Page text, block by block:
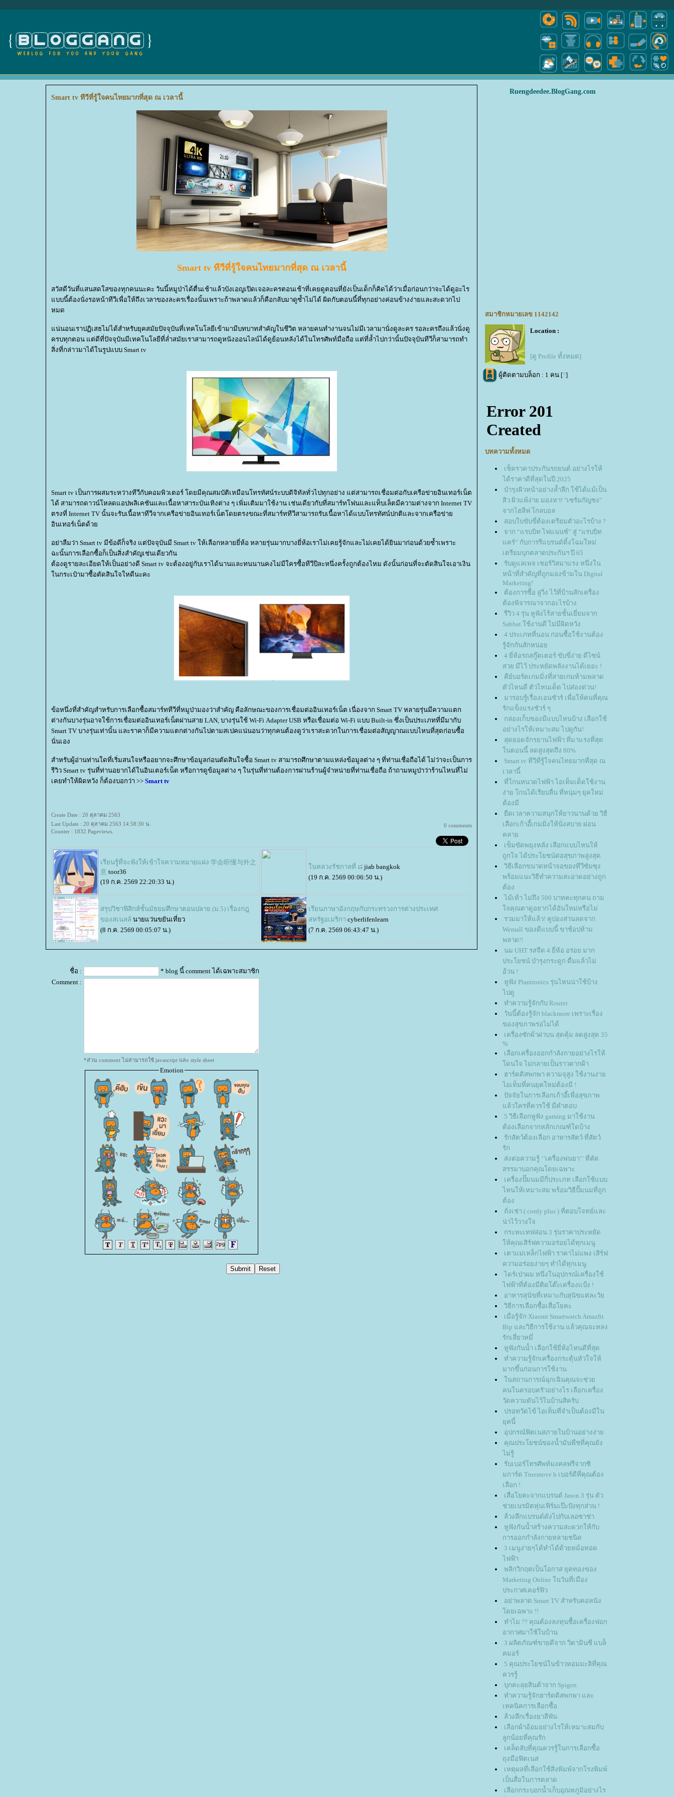
Smart tv ทีวีที่รู้ใจคนไทยมากที่สุด ณ เวลานี้
Smart tv ทีวีที่รู้ใจคนไทยมากที่สุด ณ เวลานี้
สวัสดีวันที่แสนสดใสของทุกคนนะคะ วันนี้หมูป่าได้ตื่นเช้าแล้วบังเอญเปิดเจอละครตอนเช้าที่เคยดูตอนที่ยังเป็นเด็กก็คิดได้ว่าเมื่อก่อนกว่าจะได้ดูอะไร
บบนี้ต้องนั่งรอหน้าทีวีเพื่อให้ถึงเวลาของละครเรื่องนั้นเพราะถ้าพลาดแล้วก็คือกลับมาดูซ้ำไม่ได้ ผิดกับตอนนี้ที่ทุกอย่างค่อนข้างง่ายและสะดวกไป
หมด
น่นอนเราปฏิเสธไม่ได้สำหรับยุคสมัยปัจจุบันที่เทคโนโลยีเข้ามามีบทบาทสำคัญในชีวิต หลายคนทำงานจนไม่มีเวลามานั่งดูละคร รอละครถึงแล้วนั่งดู
ครบทุกตอน แต่ดีที่ปัจจุบันมีเทคโนโลยีที่ล่ำสมัยเราสามารถดูหนังออนไลน์ได้ดูย้อนหลังได้ในโทรศัพท์มือถือ แต่ที่ล้ำไปกว่านั้นปัจจุบันทีวีก็สามารถทำ
สิ่งที่กล่าวมาได้ในรูปแบบ Smart tv
Smart tv เป็นการผสมระหว่างทีวีกับคอมพิวเตอร์ โดยมีคุณสมบัติเหมือนโทรทัศน์ระบบดิจิทัลทั่วไปทุกอย่าง แต่สามารถเชื่อมต่อกับเครือข่ายอินเทอร์เน็ต
ได้ สามารถดาวน์โหลดแอปพลิเคชันและเนื้อหาสาระบันเทิงต่าง ๆ เพิ่มเติมมาใช้งาน เช่นเดียวกับที่สมาร์ทโฟนและแท็บเล็ตมีความต่างจาก Internet TV
ตรงที่ Internet TV นั้นจะรับเนื้อหาทีวีจากเครือข่ายอินเทอร์เน็ตโดยตรงขณะที่สมาร์ททีวีสามารถรับเนื้อหาได้แบบโทรทัศน์ปกติและจากเครือข่า
อินเทอร์เน็ตด้ว
อย่าลืมว่า Smart tv มีข้อดีก็จริง แต่ปัจจุบันมี Smart tv ให้เลือกหลายยี่ห้อ หลายรุ่นมากบางยี่ห้อเราไม่เคยรู้จักและไม่เคยได้ยินมาก่อนด้วยซ้ำเพราะ
ฉะนั้นการเลือกซื้อก็เป็นสิ่งสำคัญเช่นเดียวกัน
ต้องดูรายละเอียดให้เป็นอย่างดี Smart tv จะต้องอยู่กับเราได้นานและทนนานคงไม่มีใครซื้อทีวีปีละหนึ่งครั้งถูกต้องไหม ดังนั้นก่อนที่จะตัดสินใจเอาเงิน
นกระเป๋ามาซื้อตัดสินใจใหดีนะคะ
ข้อหนึ่งที่สำคัญสำหรับการเลือกซื้อสมาร์ททีวีที่หมูป่ามองว่าสำคัญ คือลักษณะของการเชื่อมต่ออินเทอร์เน็ต เนื่องจาก Smart TV หลายรุ่นมีความแตก
ต่างกันบางรุ่นอาจใช้การเชื่อมต่ออินเทอร์เน็ตผ่านสาย LAN, บางรุ่นใช้ Wi-Fi Adapter USB หรือเชื่อมต่อ Wi-Fi แบบ Built-in ซึ่งเป็นประเภทที่มีมากับ
Smart TV บางรุ่นเท่านั้น และราคาก็มีความแตกต่างกันไปตามสเปคแน่นอนว่าทุกคนต้องดูว่าเราสะดวกในการเชื่อมต่อสัญญาณแบบไหนที่สุดก่อนซื้อ
นั่นเอง
สำหรับผู้อ่านท่านใดที่เริ่มสนใจหรืออยากจะศึกษาข้อมูลก่อนตัดสินใจซื้อ Smart tv สามารถศึกษาตามแหล่งข้อมูลต่าง ๆ ที่ท่านเชื่อถือได้ ไม่ว่าจะเป็นการ
รีวิว Smart tv รุ่นที่ท่านอยากได้ในอินเตอร์เน็ต หรือการดูข้อมูลต่าง ๆ ในรุ่นที่ท่านต้องการผ่านร้านผู้จำหน่ายที่ท่านเชื่อถือ ถ้าถามหมูป่าว่าร้านไหนที่ไม่
เคยทำให้ผิดหวัง ก็ต้องบอกว่า >> Smart tv
Create Date : 20 ตุลาคม 2563
Last Update : 20 ตุลาคม 2563 14:58:30 น.
Counter : 1832 Pageviews.
0 comments
เรียนรู้ที่จะฟังให้เข้าใจความหมายแฝง 学会听懂与外之
意 toor36
(19 ก.ค. 2569 22:20:33 น.)
นหลวงรัชกาลที่ ๘ jiab bangkok
(19 ก.ค. 2569 00:06:50 น.)
สรุปวิชาฟิสิกส์ชั้นมัธยมศึกษาตอนปลาย (ม.5) เรื่องกฎ
ของสเนลล์ นายแว่นขยันเที่ยว
(8 ก.ค. 2569 00:05:07 น.)
เรียนภาษาอังกฤษกับกระทรวงการต่างประเทศ
สหรัฐอเมริกา cyberlifenlearn
(7 ก.ค. 2569 06:43:47 น.)
ชื่อ :
* blog นี้ comment ได้เฉพาะสมาชิก
Comment :
*ส่วน comment ไม่สามารถใช้ javascript และ style sheet
Emotion
Ruengdeedee.BlogGang.com
สมาชิกหมายเลข 1142142
Location :
[ดู Profile ทั้งหมด]
ผู้ติดตามบล็อก : 1 คน [?]
บทความทั้งหมด
เช็คราคาประกันรถยนต์ อย่างไรให้
ได้ราคาดีที่สุดในปี 2025
บำรุงผิวหน้าอย่างล้ำลึก ใช้ได้แม้เป็น
สิว ผิวแพ้ง่าย มองหา! "เซรั่มกัญชง"
จากไฮลีฟ โกลบอล
สอบใบขับขี่ต้องเตรียมตัวอะไรบ้าง ?
จาก “แรบบิท ไฟแนนซ์” สู่ “แรบบิท
คร์” กับการรีแบรนด์ดิ้งโฉมใหม่
เตรียมบุกตลาดประกันฯ ปี 65
รับดูแลเพจ เซอร์วิสมาแรง หนึ่งใน
หน้าที่สำคัญที่ถูกมองข้ามใน Digital
Marketing!
ต้องการซื้อ ลู่วิ่ง ไว้ที่บ้านสักเครื่อง
ต้องพิจารณาจากอะไรบ้าง
รีวิว 4 รุ่น หูฟังไร้สายชั้นเยี่ยมจาก
Sabbat ใช้งานดี ไม่มีผิดหวัง
4 ประเภทที่นอน ก่อนซื้อใช้งานต้อง
รู้จักกันสักหน่อ
4 ยี่ห้อรถสกู๊ตเตอร์ ขับขี่ง่าย ดีไซน์
สวย มีไว้ ประหยัดพลังงานได้เยอะ !
คีย์บอร์ดเกมมิ่งที่สายเกมห้ามพลาด
ตัวไหนดี ตัวไหนเด็ด ไปส่องด่วน!
มารอบรู้เรื่องเอนชัวร์ เพื่อให้คนที่คุณ
รักแข็งแรงชัวร์ ๆ
กล่องเก็บของมีแบบไหนบ้าง เลือกใช้
อย่างไรให้เหมาะสม ไปดูกัน!
สุดยอดจักรยานไฟฟ้า ที่มาแรงที่สุด
นตอนนี้ ลดสูงสุดถึง 80%
Smart tv ทีวีที่รู้ใจคนไทยมากที่สุด ณ
เวลานี้
ที่โกนหนวดไฟฟ้า ไอเท็มเด็ดใช้งาน
ง่าย โกนได้เรียบลื่น ที่หนุ่มๆ ยุคใหม่
ต้องมี
ืดเวลาความสนุกให้ยาวนานด้วย วิธี
เลือกเก้าอี้เกมมิ่งให้นั่งสบาย ผ่อน
คลา
เข็มขัดพยุงหลัง เลือกแบบไหนให้
ถูกใจ ได้ประโยชน์ต่อสุขภาพสูงสุด
วิธีเลือกขนาดหน้าจอของทีวีซัมซุง
พร้อมแนะวิธีทำความสะอาดอย่างถูก
ต้อง
ไม้เท้า ไม่ถึง 500 บาทคะทุกคน ถาม
จคุณตาดูอยากได้อันใหม่หรือไม่
รวมมาให้แล้ว! คูปองส่วนลดจาก
Wemall ของดีแบบนี้ ขาช้อปห้าม
พลาด!!
นม UHT รสจืด 4 ยี่ห้อ อร่อย มาก
ประโยชน์ บำรุงกระดูก ดื่มแล้วไม่
อ้วน !
หูฟัง Plantronics รุ่นไหนน่าใช้บ้าง
ไปดู
ทำความรู้จักกับ Router
วันนี้ต้องรู้จัก blackmore เพราะเรื่อง
ของสุขภาพรอไม่ได้
เครื่องซักผ้าฝาบน สุดคุ้ม ลดสูงสุด 35
%
เลือกเครื่องออกกำลังกายอย่างไรให้
ดนใจ ไม่กลายเป็นราวตากผ้า
ฮาร์ดดิสพกพา ความจุสูง ใช้งานง่า
ไอเท็มที่คนยุคใหม่ต้องมี !
ปัจจัยในการเลือกเก้าอี้เพื่อสุขภาพ
ล้วใครที่ควรใช้ มีคำตอบ
5 วิธีเลือกหูฟัง gaming มาใช้งาน
ต้องเลือกจากหลักเกณฑ์ใดบ้าง
รักสัตว์ต้องเลือก อาหารสัตว์ ที่สัตว์
รัก
ส่งต่อความรู้ ‘’เครื่องพ่นยา’’ ที่คัด
สรรมาบอกคุณโดยเฉพาะ
เครื่องปั๊มนมมีกี่ประเภท เลือกใช้แบบ
ไหนให้เหมาะสม พร้อมวิธีปั๊มนมที่ถูก
ต้อง
ถั่งเช่า ( cordy plus ) ที่ตอบโจทย์และ
น่าไว้วางใจ
กระทะเทฟล่อน 3 รุ่นราคาประหยัด
ห้คุณเสิร์ฟความอร่อยได้ทุกเมนู
เตาแม่เหล็กไฟฟ้า ราคาไม่แพง เสิร์ฟ
ความอร่อยง่ายๆ ทำได้ทุกเมนู
ไดร์เป่าผม หนึ่งในอุปกรณ์เครื่องใช้
ไฟฟ้าที่ต้องมีติดโต๊ะเครื่องแป้ง !
อาหารสุนัขที่เหมาะกับสุนัขแต่ละวั
วิธีการเลือกซื้อเสื่อโยคะ
เมื่อรู้จัก Xiaomi Smartwatch Amazfit
Bip และวิธีการใช้งาน แล้วคุณจะหลง
รักเสี่ยวหมี่
หูฟังกันน้ำ เลือกใช้ยี่ห้อไหนดีที่สุด
ทำความรู้จักเครื่องกระตุ้นหัวใจให้
มากขึ้นก่อนการใช้งาน
นสถานการณ์ฉุกเฉินคุณจะช่ว
คนในครอบครัวอย่างไร เลือกเครื่อง
วัดความดันไว้ในบ้านสิครับ
ปรอทวัดไข้ ไอเท็มที่จำเป็นต้องมีใน
ุคนี้
อุปกรณ์ฟิตเนสภายในบ้านอย่างง่า
คุณประโยชน์ของน้ำมันพืชที่คุณยัง
ไม่รู้
รับเบอร์โทรศัพท์มงคลฟรีจากซิ
มการ์ด Truemove h เบอร์ดีที่คุณต้อง
เลือก !
เสื่อโยคะจากแบรนด์ Jason 3 รุ่น ตัว
ช่วยเนรมิตหุ่นเฟิร์มเป๊ะปังทุกส่วน !
ล้วงลึกแบรนด์ดังไปกับเลอซาช่า
หูฟังกันน้ำสร้างความสะดวกให้กับ
การออกกำลังกายหลายชนิด
3 เมนูง่ายๆได้ทำได้ด้วยหม้อทอด
ไฟฟ้า
พลิกวิกฤตเป็นโอกาส ยุคทองของ
Marketing Online ในวันที่เมือง
ประกาศเคอร์ฟิว
อย่าพลาด Smart TV สำหรับคอหนัง
ดยเฉพาะ !!
ทำไม ?? คุณต้องลงทุนซื้อเครื่องฟอก
อากาศมาใช้ในบ้าน
3 ผลิตภัณฑ์ขายดีจาก วิตามินซี แบล็
คมอร์
5 คุณประโยชน์ในข้าวหอมมะลิที่คุณ
ควรรู้
บุกตะลุยสินค้าจาก Spigen
ทำความรู้จักฮาร์ดดิสพกพา และ
เทคนิคการเลือกซื้อ
ล้วงลึกเรื่องยาสีฟัน
เลือกผ้าอ้อมอย่างไรให้เหมาะสมกับ
ลูกน้อยที่คุณรัก
เคล็ดลับที่คุณควรรู้ในการเลือกซื้อ
ถุงมือฟิตเนส
เหตุผลที่เลือกใช้สิ่งพิมพ์จากโรงพิมพ์
เป็นสื่อในการตลาด
เลือกกระบอกน้ำเก็บอุณหภูมิอย่างไร